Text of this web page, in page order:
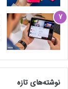
نوشته‌های تازه